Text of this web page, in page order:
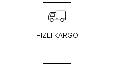
HIZLI KARGO